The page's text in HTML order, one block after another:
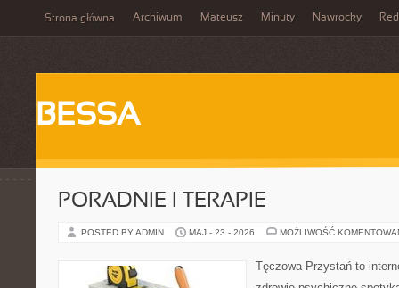
Strona główna Archiwum Mateusz Minuty Nawrocky
BESSA
PORADNIE I TERAPIE
POSTED BY ADMIN MAJ - 23 - 2026 MOŻLIWOŚĆ
Tęczowa Przystań to